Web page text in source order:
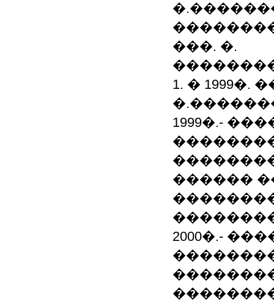
���. �.
1. � 1999�.
1999�.-
������
2000�.-